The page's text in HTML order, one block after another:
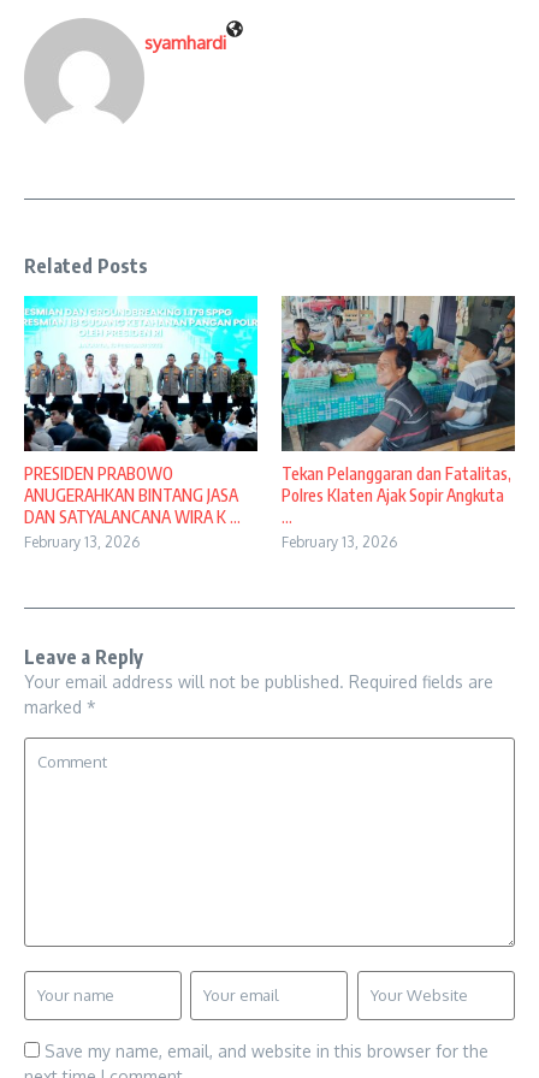
syamhardi
Related Posts
PRESIDEN PRABOWO
ANUGERAHKAN BINTANG JASA
DAN SATYALANCANA WIRA K ...
February 13, 2026
Tekan Pelanggaran dan Fatalitas,
Polres Klaten Ajak Sopir Angkuta
...
February 13, 2026
Leave a Reply
Your email address will not be published. Required fields are
marked *
Save my name, email, and website in this browser for the